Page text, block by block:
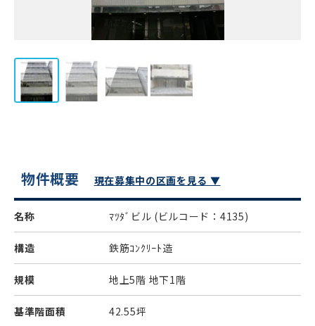
物件概要 現在募集中の区画を見る ▼
名称 ﾏﾂﾀﾞビル (ビルコード：4135)
構造 鉄筋ｺﾝｸﾘｰﾄ造
規模 地上5階 地下1階
基準階面積 42.55坪